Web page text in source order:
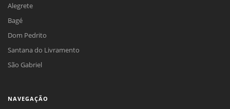
Alegrete
Bagé
Dom Pedrito
Santana do Livramento
São Gabriel
NAVEGAÇÃO